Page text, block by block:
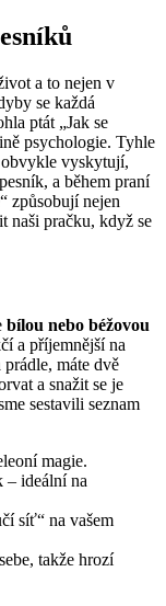
a to nejen⁤ v
se každá
ptát „Jak ⁢se
psychologie. Tyhle
vyskytují,
a během praní
⁤způsobují ⁣nejen
‌naši ‌pračku, když se
bílou nebo béžovou
‍a⁢ příjemnější‍ na
máte ‌dvě
a‌ snažit se⁣ je
sestavili⁣ seznam
magie.
– ideální na
‌síť“ na vašem
takže ⁢hrozí